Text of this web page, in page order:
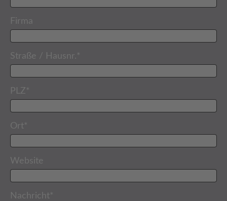
Firma
Straße / Hausnr. *
PLZ *
Ort*
Website
Nachricht*